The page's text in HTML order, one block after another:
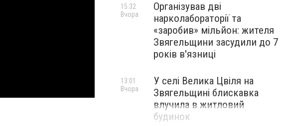
Організував дві
нарколабораторії та
«заробив» мільйон: жителя
Звягельщини засудили до 7
років в'язниці
15:32
Вчора
У селі Велика Цвіля на
Звягельщині блискавка
влучила в житловий
будинок
13:01
Вчора